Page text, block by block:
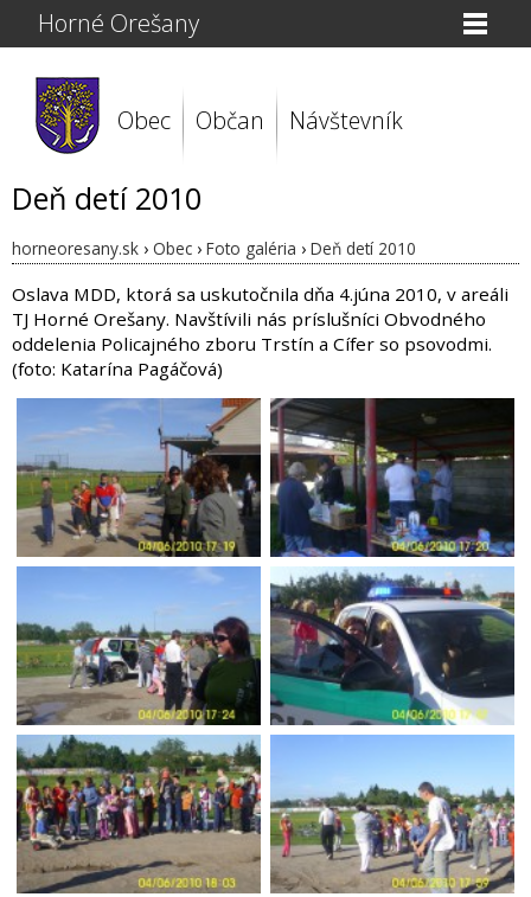
Horné Orešany
Obec Občan Návštevník
Deň detí 2010
horneoresany.sk › Obec › Foto galéria › Deň detí 2010
Oslava MDD, ktorá sa uskutočnila dňa 4.júna 2010, v areáli
TJ Horné Orešany. Navštívili nás príslušníci Obvodného
oddelenia Policajného zboru Trstín a Cífer so psovodmi.
(foto: Katarína Pagáčová)